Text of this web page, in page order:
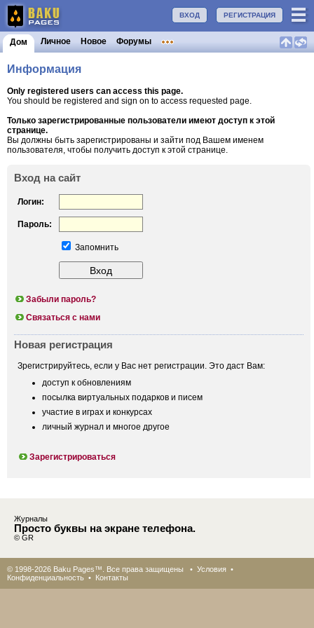
РЕГИСТРАЦИЯ
ВХОД
Дом Личное Новое Форумы
Информация
Only registered users can access this page.
You should be registered and sign on to access requested page.
Только зарегистрированные пользователи имеют доступ к этой
странице.
Вы должны быть зарегистрированы и зайти под Вашем именем
пользователя, чтобы получить доступ к этой странице.
Вход на сайт
Логин:
Пароль:
Запомнить
Забыли пароль?
Связаться с нами
Новая регистрация
Зрегистрируйтесь, если у Вас нет регистрации. Это даст Вам:
доступ к обновлениям
посылка виртуальных подарков и писем
участие в играх и конкурсах
личный журнал и многое другое
Зарегистрироваться
Журналы
Просто буквы на экране телефона.
© GR
© 1998-2026 Baku Pages™. Все права защищены • Условия •
Конфиденциальность • Контакты